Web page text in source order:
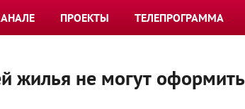
ПРОЕКТЫ ТЕЛЕПРОГРАММА
жилья не могут оформить